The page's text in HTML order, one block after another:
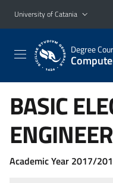
Go to main content
Go to navigation menu
University of Catania
Degree
BASIC
Academic Year 2017/